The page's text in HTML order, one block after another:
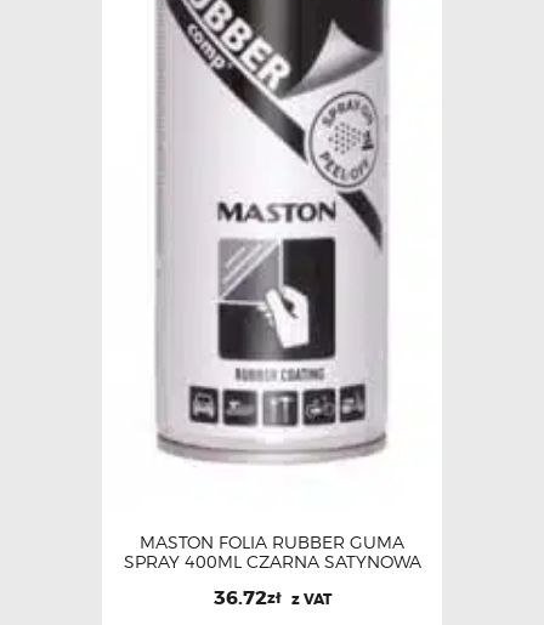
MASTON FOLIA RUBBER GUMA
SPRAY 400ML CZARNA SATYNOWA
36.72zł z VAT